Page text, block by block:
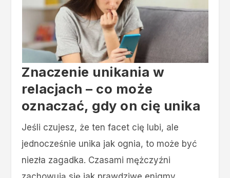
Znaczenie unikania w
relacjach – co może
oznaczać, gdy on cię unika
Jeśli czujesz, że ten facet cię lubi, ale
jednocześnie unika jak ognia, to może być
niezła zagadka. Czasami mężczyźni